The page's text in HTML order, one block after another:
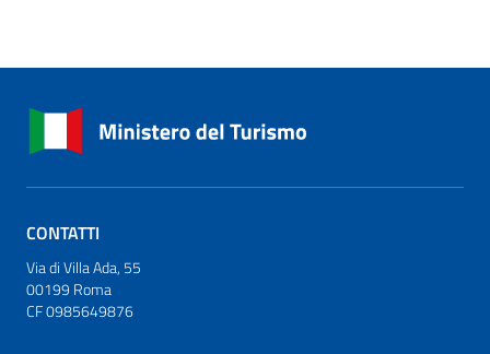
CONTATTI
Via di Villa Ada, 55
00199 Roma
CF 0985649876